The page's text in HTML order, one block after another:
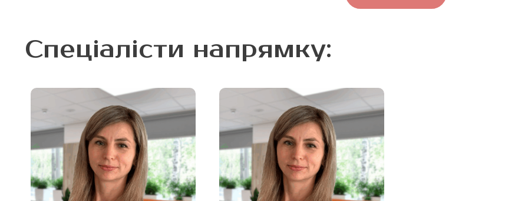
Спеціалісти напрямку: